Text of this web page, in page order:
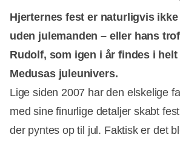
Hjerternes fest er naturligvis
uden julemanden – eller hans
Rudolf, som igen i år findes i
Medusas juleunivers.
Lige siden 2007 har den elskelige
med sine finurlige detaljer skabt
der pyntes op til jul. Faktisk er det